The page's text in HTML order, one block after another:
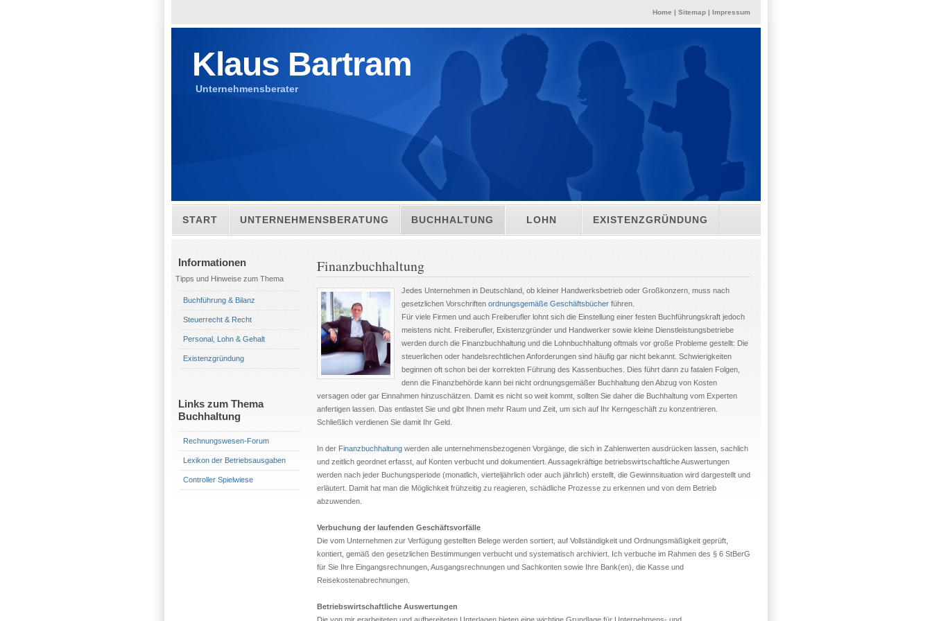
Home | Sitemap | Impressum
Klaus Bartram
Unternehmensberater
START UNTERNEHMENSBERATUNG BUCHHALTUNG LOHN EXISTENZGRÜNDUNG
Informationen
Tipps und Hinweise zum Thema
Buchführung & Bilanz
Steuerrecht & Recht
Personal, Lohn & Gehalt
Existenzgründung
Links zum Thema
Buchhaltung
Rechnungswesen-Forum
Lexikon der Betriebsausgaben
Controller Spielwiese
Finanzbuchhaltung
Jedes Unternehmen in Deutschland, ob kleiner Handwerksbetrieb oder Großkonzern, muss nach
gesetzlichen Vorschriften ordnungsgemäße Geschäftsbücher führen.
Für viele Firmen und auch Freiberufler lohnt sich die Einstellung einer festen Buchführungskraft jedoch
meistens nicht. Freiberufler, Existenzgründer und Handwerker sowie kleine Dienstleistungsbetriebe
werden durch die Finanzbuchhaltung und die Lohnbuchhaltung oftmals vor große Probleme gestellt: Die
steuerlichen oder handelsrechtlichen Anforderungen sind häufig gar nicht bekannt. Schwierigkeiten
beginnen oft schon bei der korrekten Führung des Kassenbuches. Dies führt dann zu fatalen Folgen,
denn die Finanzbehörde kann bei nicht ordnungsgemäßer Buchhaltung den Abzug von Kosten
versagen oder gar Einnahmen hinzuschätzen. Damit es nicht so weit kommt, sollten Sie daher die Buchhaltung vom Experten
anfertigen lassen. Das entlastet Sie und gibt Ihnen mehr Raum und Zeit, um sich auf Ihr Kerngeschäft zu konzentrieren.
Schließlich verdienen Sie damit Ihr Geld.
In der Finanzbuchhaltung werden alle unternehmensbezogenen Vorgänge, die sich in Zahlenwerten ausdrücken lassen, sachlich
und zeitlich geordnet erfasst, auf Konten verbucht und dokumentiert. Aussagekräftige betriebswirtschaftliche Auswertungen
werden nach jeder Buchungsperiode (monatlich, vierteljährlich oder auch jährlich) erstellt, die Gewinnsituation wird dargestellt und
erläutert. Damit hat man die Möglichkeit frühzeitig zu reagieren, schädliche Prozesse zu erkennen und von dem Betrieb
abzuwenden.
Verbuchung der laufenden Geschäftsvorfälle
Die vom Unternehmen zur Verfügung gestellten Belege werden sortiert, auf Vollständigkeit und Ordnungsmäßigkeit geprüft,
kontiert, gemäß den gesetzlichen Bestimmungen verbucht und systematisch archiviert. Ich verbuche im Rahmen des § 6 StBerG
für Sie Ihre Eingangsrechnungen, Ausgangsrechnungen und Sachkonten sowie Ihre Bank(en), die Kasse und
Reisekostenabrechnungen.
Betriebswirtschaftliche Auswertungen